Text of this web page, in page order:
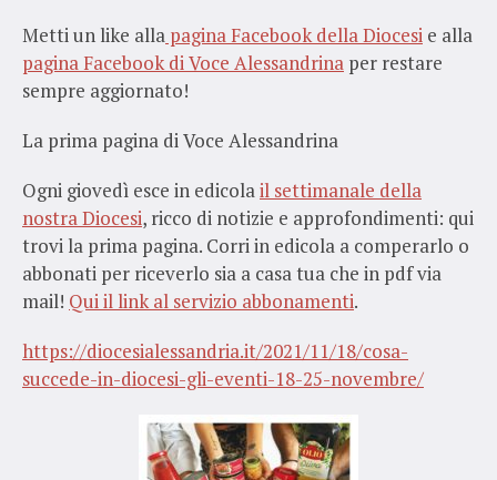
Metti un like alla pagina Facebook della Diocesi e alla
pagina Facebook di Voce Alessandrina per restare
sempre aggiornato!
La prima pagina di Voce Alessandrina
Ogni giovedì esce in edicolail settimanale della
nostra Diocesi, ricco di notizie e approfondimenti: qui
trovi la prima pagina. Corri in edicola a comperarlo o
abbonati per riceverlo sia a casa tua che in pdf via
mail! Qui il link al servizio abbonamenti.
https://diocesialessandria.it/2021/11/18/cosa-
succede-in-diocesi-gli-eventi-18-25-novembre/